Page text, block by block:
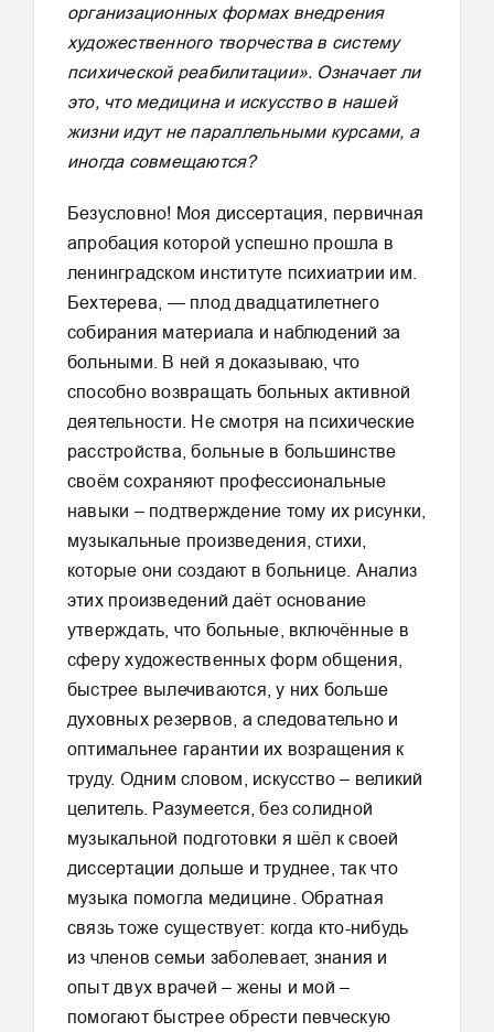
организационных формах внедрения
художественного творчества в систему
психической реабилитации». Означает ли
это, что медицина и искусство в нашей
жизни идут не параллельными курсами, а
иногда совмещаются?
Безусловно! Моя диссертация, первичная
апробация которой успешно прошла в
ленинградском институте психиатрии им.
Бехтерева, — плод двадцатилетнего
собирания материала и наблюдений за
больными. В ней я доказываю, что
способно возвращать больных активной
деятельности. Не смотря на психические
расстройства, больные в большинстве
своём сохраняют профессиональные
навыки – подтверждение тому их рисунки,
музыкальные произведения, стихи,
которые они создают в больнице. Анализ
этих произведений даёт основание
утверждать, что больные, включённые в
сферу художественных форм общения,
быстрее вылечиваются, у них больше
духовных резервов, а следовательно и
оптимальнее гарантии их возращения к
труду. Одним словом, искусство – великий
целитель. Разумеется, без солидной
музыкальной подготовки я шёл к своей
диссертации дольше и труднее, так что
музыка помогла медицине. Обратная
связь тоже существует: когда кто-нибудь
из членов семьи заболевает, знания и
опыт двух врачей – жены и мой –
помогают быстрее обрести певческую